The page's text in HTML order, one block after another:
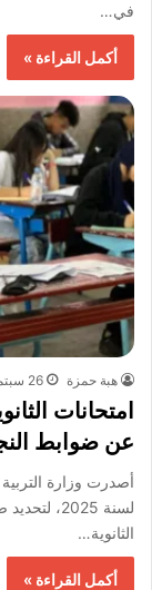
في…
أكمل القراءة »
هبة حمزة 26 سبتمبر، 2025
عن ضوابط
لسنة
الثانوية…
أكمل القراءة »